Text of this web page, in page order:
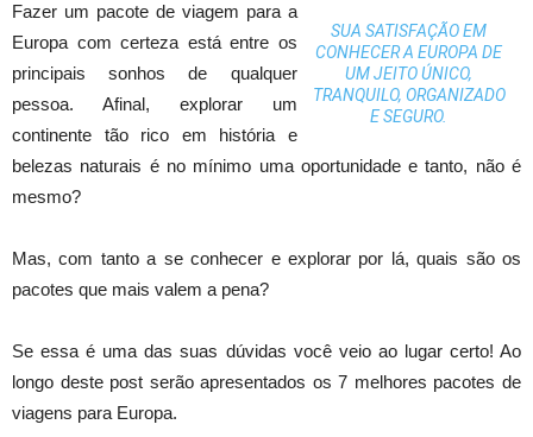
SUA SATISFAÇÃO EM
CONHECER A EUROPA DE
UM JEITO ÚNICO,
TRANQUILO, ORGANIZADO
E SEGURO.
Fazer um pacote de viagem para a
Europa com certeza está entre os
principais sonhos de qualquer
pessoa. Afinal, explorar um
continente tão rico em história e
belezas naturais é no mínimo uma oportunidade e tanto, não é
mesmo?
Mas, com tanto a se conhecer e explorar por lá, quais são os
pacotes que mais valem a pena?
Se essa é uma das suas dúvidas você veio ao lugar certo! Ao
longo deste post serão apresentados os 7 melhores pacotes de
viagens para Europa.